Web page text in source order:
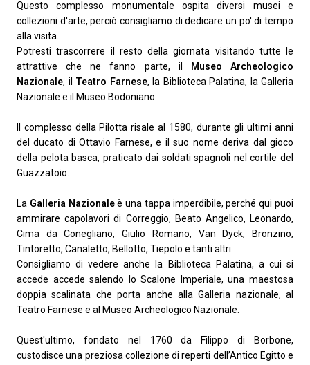
Questo complesso monumentale ospita diversi musei e
collezioni d'arte, perciò consigliamo di dedicare un po' di tempo
alla visita.
Potresti trascorrere il resto della giornata visitando tutte le
attrattive che ne fanno parte, il
Museo Archeologico
Nazionale, il Teatro Farnese, la Biblioteca Palatina, la Galleria
Nazionale e il Museo Bodoniano.
Il complesso della Pilotta risale al 1580, durante gli ultimi anni
del ducato di Ottavio Farnese, e il suo nome deriva dal gioco
della pelota basca, praticato dai soldati spagnoli nel cortile del
Guazzatoio.
La Galleria Nazionaleè una tappa imperdibile, perché qui puoi
ammirare capolavori di Correggio, Beato Angelico, Leonardo,
Cima da Conegliano, Giulio Romano, Van Dyck, Bronzino,
Tintoretto, Canaletto, Bellotto, Tiepolo e tanti altri.
Consigliamo di vedere anche la Biblioteca Palatina, a cui si
accede accede salendo lo Scalone Imperiale, una maestosa
doppia scalinata che porta anche alla Galleria nazionale, al
Teatro Farnese e al Museo Archeologico Nazionale.
Quest'ultimo, fondato nel 1760 da Filippo di Borbone,
custodisce una preziosa collezione di reperti dell’Antico Egitto e